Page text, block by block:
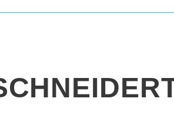
Einfassung
Personal